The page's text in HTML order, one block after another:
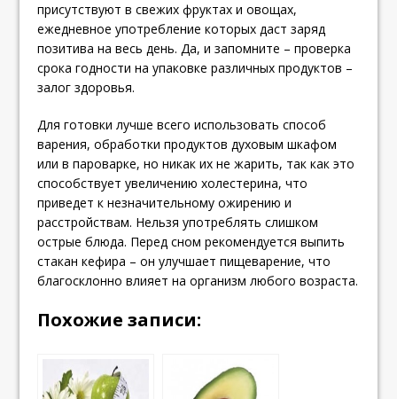
присутствуют в свежих фруктах и овощах,
ежедневное употребление которых даст заряд
позитива на весь день. Да, и запомните – проверка
срока годности на упаковке различных продуктов –
залог здоровья.
Для готовки лучше всего использовать способ
варения, обработки продуктов духовым шкафом
или в пароварке, но никак их не жарить, так как это
способствует увеличению холестерина, что
приведет к незначительному ожирению и
расстройствам. Нельзя употреблять слишком
острые блюда. Перед сном рекомендуется выпить
стакан кефира – он улучшает пищеварение, что
благосклонно влияет на организм любого возраста.
Похожие записи: